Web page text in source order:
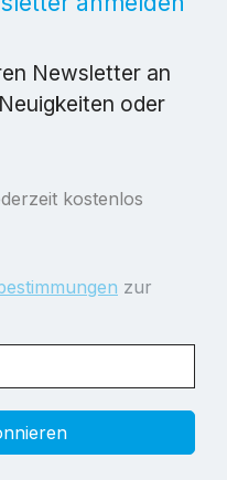
Newsletter an
oder
kostenlos
zur